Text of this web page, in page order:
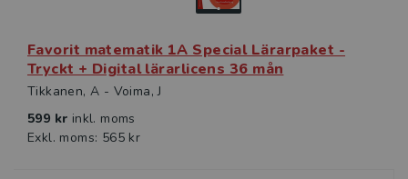
Favorit matematik 1A Special Lärarpaket -
Tryckt + Digital lärarlicens 36 mån
Tikkanen, A - Voima, J
599 kr inkl. moms
Exkl. moms: 565 kr